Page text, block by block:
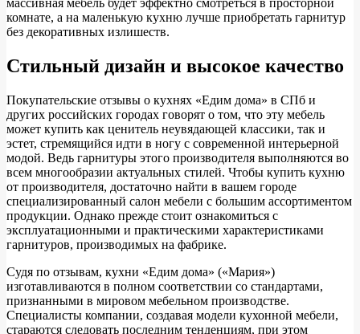
комнате, а на маленькую кухню лучше приобретать гарнитур
без декоративных излишеств.
Стильный дизайн и высокое качество
Покупательские отзывы о кухнях «Едим дома» в СПб и
других российских городах говорят о том, что эту мебель
может купить как ценитель неувядающей классики, так и
эстет, стремящийся идти в ногу с современной интерьерной
модой. Ведь гарнитуры этого производителя выполняются во
всем многообразии актуальных стилей. Чтобы купить кухню
от производителя, достаточно найти в вашем городе
специализированный салон мебели с большим ассортиментом
продукции. Однако прежде стоит ознакомиться с
эксплуатационными и практическими характеристиками
гарнитуров, производимых на фабрике.
Судя по отзывам, кухни «Едим дома» («Мария»)
изготавливаются в полном соответствии со стандартами,
признанными в мировом мебельном производстве.
Специалисты компании, создавая модели кухонной мебели,
стараются следовать последним тенденциям, при этом